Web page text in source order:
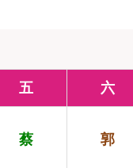
五 六
蔡 郭